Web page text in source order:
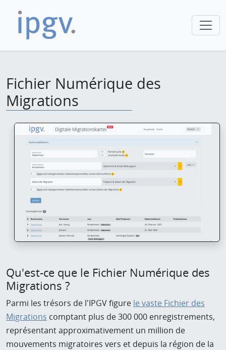
Fichier Numérique des
Migrations
Qu'est-ce que le Fichier Numérique des
Migrations ?
Parmi les trésors de l'IPGV figure le vaste Fichier des
Migrations comptant plus de 300 000 enregistrements,
représentant approximativement un million de
mouvements migratoires vers et depuis la région de la